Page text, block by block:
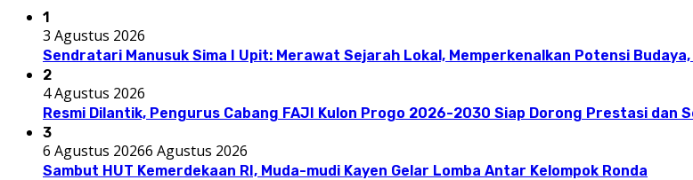
1
3 Agustus 2026
Sendratari Manusuk Sima I Upit: Merawat Sejarah Lokal, Memperkenalkan Potensi
2
4 Agustus 2026
Resmi Dilantik, Pengurus Cabang FAJI Kulon Progo 2026-2030 Siap Dorong Prestasi dan
3
6 Agustus 20266 Agustus 2026
Sambut HUT Kemerdekaan RI, Muda-mudi Kayen Gelar Lomba Antar Kelompok Ronda